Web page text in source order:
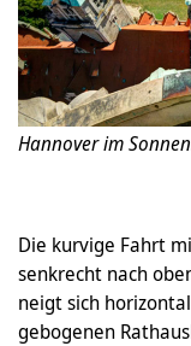
Hannover im
Die kurvige Fahrt
senkrecht nach
neigt sich
gebogenen